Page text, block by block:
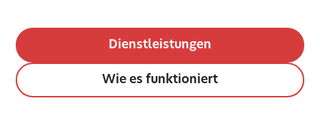
Dienstleistungen
Wie es funktioniert